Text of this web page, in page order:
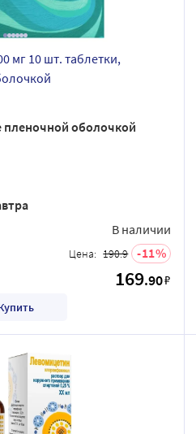
мг 10 шт. таблетки,
оболочкой
В наличии
Цена: 190.9 11
169.90₽